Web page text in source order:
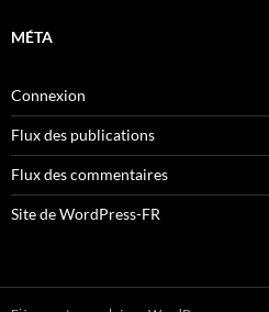
MÉTA
Connexion
Flux des publications
Flux des commentaires
Site de WordPress-FR